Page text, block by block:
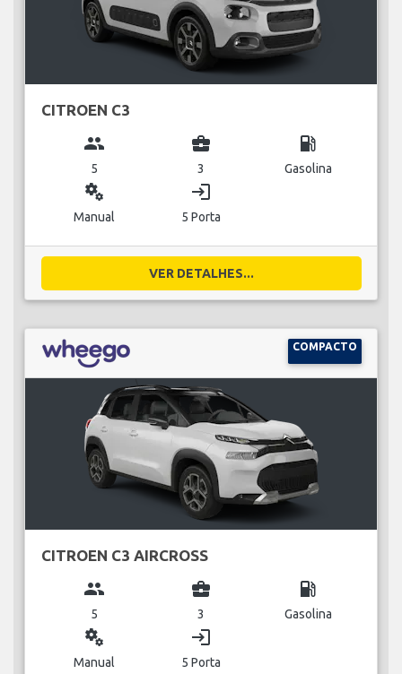
CITROEN C3
group
5
business_center
3
local_gas_station
Gasolina
miscellaneous_services
Manual
login
5 Porta
VER DETALHES...
COMPACTO
CITROEN C3 AIRCROSS
group
5
business_center
3
local_gas_station
Gasolina
miscellaneous_services
Manual
login
5 Porta